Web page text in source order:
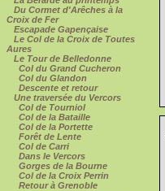
Du Cormet d'Arêches à la
Croix de Fer
Escapade Gapençaise
Le Col de la Croix de Toutes
Aures
Le Tour de Belledonne
Col du Grand Cucheron
Col du Glandon
Descente et retour
Une traversée du Vercors
Col de Tourniol
Col de la Bataille
Col de la Portette
Forêt de Lente
Col de Carri
Dans le Vercors
Gorges de la Bourne
Col de la Croix Perrin
Retour à Grenoble